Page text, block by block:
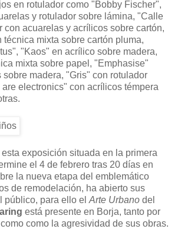
en rotulador como "Bobby Fischer",
y rotulador sobre lámina, "Calle
con acuarelas y acrílicos sobre cartón,
mixta sobre cartón pluma,
"Kaos" en acrílico sobre madera,
mixta sobre papel, "Emphasise"
sobre madera, "Gris" con rotulador
electronics" con acrílicos témpera
exposición situada en la primera
el 4 de febrero tras 20 días en
la nueva etapa del emblemático
de remodelación, ha abierto sus
público, para ello el Arte Urbano del
está presente en Borja, tanto por
como la agresividad de sus obras.